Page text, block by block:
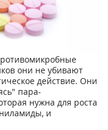
они не убивают
действие. Они
пара-
нужна для роста
и